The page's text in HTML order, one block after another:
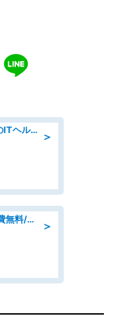
＞
ヘルプデスク/外資系保険業界でのITヘルプデスク業務/駅近/即日勤務可/ヘルプデスク
＞
検品・検査/高収入/日払いOK/寮費無料/日勤/20・30・40代活躍中